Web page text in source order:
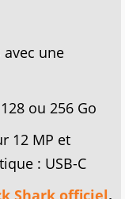
avec une
ou 256 Go
12 MP et
: USB-C